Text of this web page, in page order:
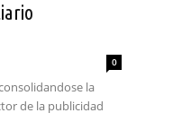
0
la
de la publicidad